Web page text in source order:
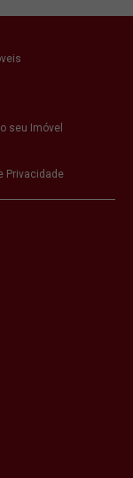
seu Imóvel
Privacidade